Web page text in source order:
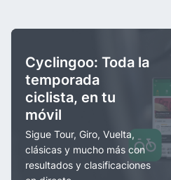
Cyclingoo: Toda la
temporada
ciclista, en tu
móvil
Sigue Tour, Giro, Vuelta,
clásicas y mucho más con
resultados y clasificaciones